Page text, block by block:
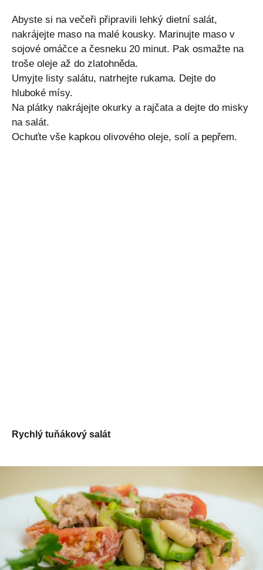
Abyste si na večeři připravili lehký dietní salát,
nakrájejte maso na malé kousky. Marinujte maso v
sojové omáčce a česneku 20 minut. Pak osmažte na
troše oleje až do zlatohněda.
Umyjte listy salátu, natrhejte rukama. Dejte do
hluboké mísy.
Na plátky nakrájejte okurky a rajčata a dejte do misky
na salát.
Ochuťte vše kapkou olivového oleje, solí a pepřem.
Rychlý tuňákový salát